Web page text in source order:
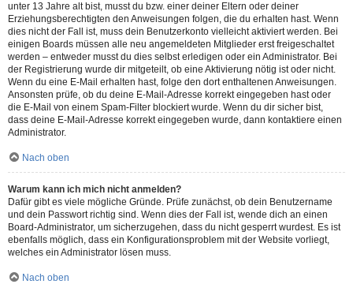
unter 13 Jahre alt bist, musst du bzw. einer deiner Eltern oder deiner
Erziehungsberechtigten den Anweisungen folgen, die du erhalten hast. Wenn
dies nicht der Fall ist, muss dein Benutzerkonto vielleicht aktiviert werden. Bei
einigen Boards müssen alle neu angemeldeten Mitglieder erst freigeschaltet
werden – entweder musst du dies selbst erledigen oder ein Administrator. Bei
der Registrierung wurde dir mitgeteilt, ob eine Aktivierung nötig ist oder nicht.
Wenn du eine E-Mail erhalten hast, folge den dort enthaltenen Anweisungen.
Ansonsten prüfe, ob du deine E-Mail-Adresse korrekt eingegeben hast oder
die E-Mail von einem Spam-Filter blockiert wurde. Wenn du dir sicher bist,
dass deine E-Mail-Adresse korrekt eingegeben wurde, dann kontaktiere einen
Administrator.
Nach oben
Warum kann ich mich nicht anmelden?
Dafür gibt es viele mögliche Gründe. Prüfe zunächst, ob dein Benutzername
und dein Passwort richtig sind. Wenn dies der Fall ist, wende dich an einen
Board-Administrator, um sicherzugehen, dass du nicht gesperrt wurdest. Es ist
ebenfalls möglich, dass ein Konfigurationsproblem mit der Website vorliegt,
welches ein Administrator lösen muss.
Nach oben